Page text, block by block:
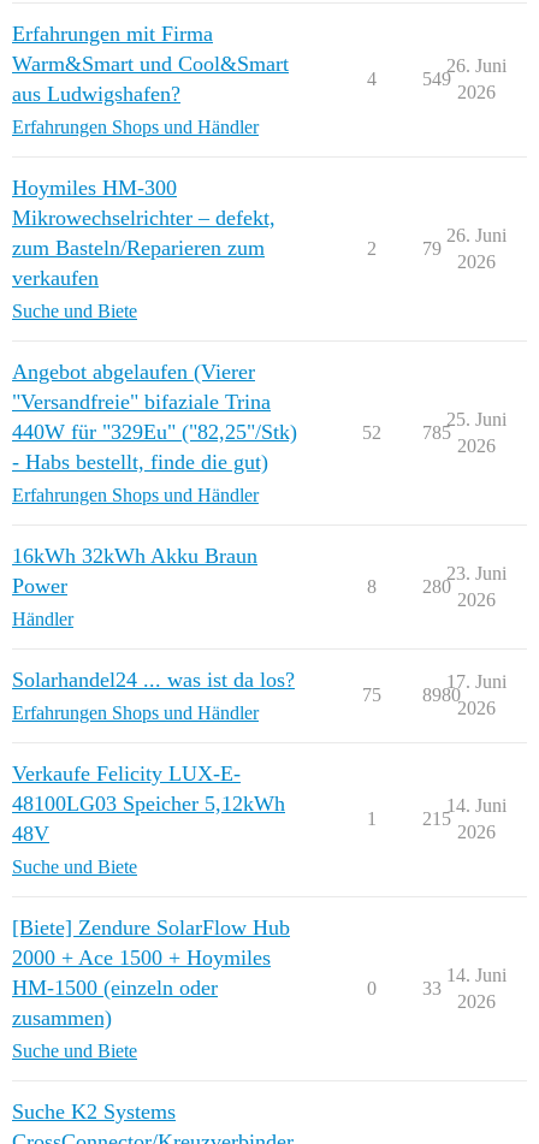
Erfahrungen mit Firma
Warm&Smart und Cool&Smart
aus Ludwigshafen?
Erfahrungen Shops und Händler
4 549
26. Juni
2026
Hoymiles HM-300
Mikrowechselrichter – defekt,
zum Basteln/Reparieren zum
verkaufen
Suche und Biete
2 79
26. Juni
2026
Angebot abgelaufen (Vierer
"Versandfreie" bifaziale Trina
440W für "329Eu" ("82,25"/Stk)
- Habs bestellt, finde die gut)
Erfahrungen Shops und Händler
52 785
25. Juni
2026
16kWh 32kWh Akku Braun
Power
Händler
8 280
23. Juni
2026
Solarhandel24 ... was ist da los?
Erfahrungen Shops und Händler
75 8980
17. Juni
2026
Verkaufe Felicity LUX-E-
48100LG03 Speicher 5,12kWh
48V
Suche und Biete
1 215
14. Juni
2026
[Biete] Zendure SolarFlow Hub
2000 + Ace 1500 + Hoymiles
HM-1500 (einzeln oder
zusammen)
Suche und Biete
0 33
14. Juni
2026
Suche K2 Systems